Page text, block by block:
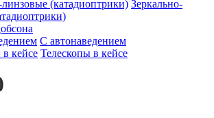
Зеркально-
С автонаведением
Телескопы в кейсе